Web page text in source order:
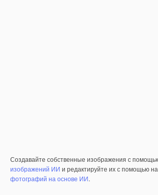
Создавайте собственные изображения с
изображений ИИ и редактируйте их с помощью
фотографий на основе ИИ.